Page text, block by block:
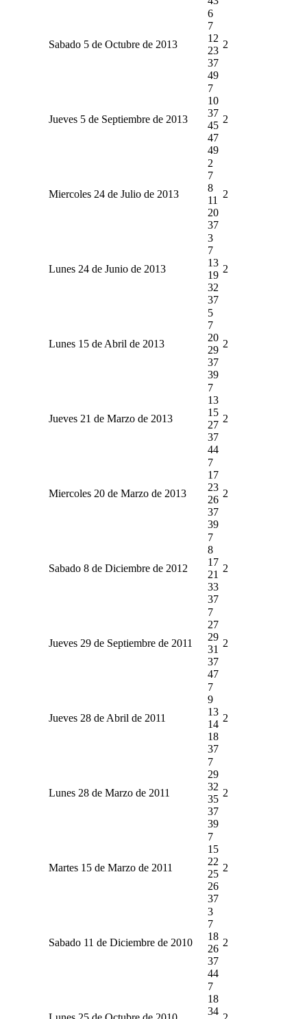
Sabado 5 de Octubre de 2013
6
7
12
23
37
49
2
Jueves 5 de Septiembre de 2013
7
10
37
45
47
49
2
Miercoles 24 de Julio de 2013
2
7
8
11
20
37
2
Lunes 24 de Junio de 2013
3
7
13
19
32
37
2
Lunes 15 de Abril de 2013
5
7
20
29
37
39
2
Jueves 21 de Marzo de 2013
7
13
15
27
37
44
2
Miercoles 20 de Marzo de 2013
7
17
23
26
37
39
2
Sabado 8 de Diciembre de 2012
7
8
17
21
33
37
2
Jueves 29 de Septiembre de 2011
7
27
29
31
37
47
2
Jueves 28 de Abril de 2011
7
9
13
14
18
37
2
Lunes 28 de Marzo de 2011
7
29
32
35
37
39
2
Martes 15 de Marzo de 2011
7
15
22
25
26
37
2
Sabado 11 de Diciembre de 2010
3
7
18
26
37
44
2
7
18
34